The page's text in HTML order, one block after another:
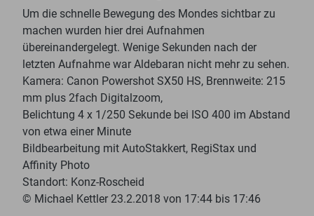
Um die schnelle Bewegung des Mondes sichtbar zu
machen wurden hier drei Aufnahmen
übereinandergelegt. Wenige Sekunden nach der
letzten Aufnahme war Aldebaran nicht mehr zu sehen.
Kamera: Canon Powershot SX50 HS, Brennweite: 215
mm plus 2fach Digitalzoom,
Belichtung 4 x 1/250 Sekunde bei ISO 400 im Abstand
von etwa einer Minute
Bildbearbeitung mit AutoStakkert, RegiStax und
Affinity Photo
Standort: Konz-Roscheid
© Michael Kettler 23.2.2018 von 17:44 bis 17:46